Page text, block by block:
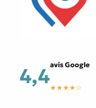
4,4avis Google
★★★★☆